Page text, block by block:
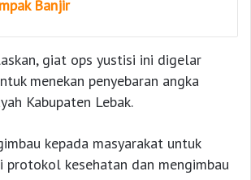
Banjir
giat ops yustisi ini digelar
menekan penyebaran angka
Kabupaten Lebak.
kepada masyarakat untuk
protokol kesehatan dan mengimbau